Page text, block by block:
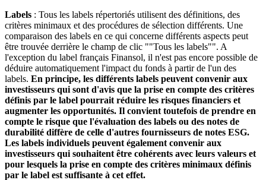
Labels : Tous les labels répertoriés utilisent des définitions, des
critères minimaux et des procédures de sélection différents. Une
comparaison des labels en ce qui concerne différents aspects peut
être trouvée derrière le champ de clic ""Tous les labels"". A
l'exception du label français Finansol, il n'est pas encore possible de
déduire automatiquement l'impact du fonds à partir de l'un des
labels. En principe, les différents labels peuvent convenir aux
investisseurs qui sont d'avis que la prise en compte des critères
définis par le label pourrait réduire les risques financiers et
augmenter les opportunités. Il convient toutefois de prendre en
compte le risque que l'évaluation des labels ou des notes de
durabilité diffère de celle d'autres fournisseurs de notes ESG.
Les labels individuels peuvent également convenir aux
investisseurs qui souhaitent être cohérents avec leurs valeurs et
pour lesquels la prise en compte des critères minimaux définis
par le label est suffisante à cet effet.